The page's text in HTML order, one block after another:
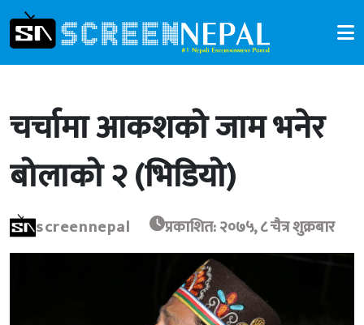
चर्चामा आकशको जाम भनेर
बोलाको २ (भिडियो)
screennepal प्रकाशित: २०७५, ८ चैत्र शुक्रबार